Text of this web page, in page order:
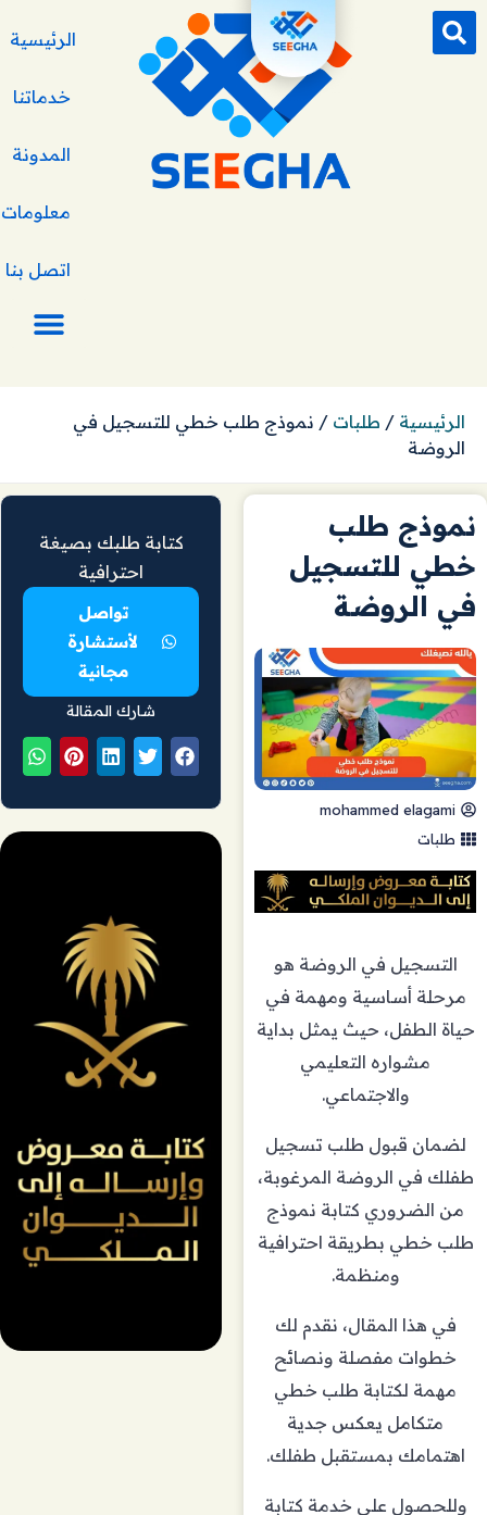
الرئيسية
خدماتنا
المدونة
معلومات
اتصل بنا
الرئيسية / طلبات / نموذج طلب خطي للتسجيل في
الروضة
نموذج طلب
خطي للتسجيل
في الروضة
mohammed elagami
طلبات
التسجيل في الروضة هو
مرحلة أساسية ومهمة في
حياة الطفل، حيث يمثل بداية
مشواره التعليمي
والاجتماعي.
لضمان قبول طلب تسجيل
طفلك في الروضة المرغوبة،
من الضروري كتابة نموذج
طلب خطي بطريقة احترافية
ومنظمة.
في هذا المقال، نقدم لك
خطوات مفصلة ونصائح
مهمة لكتابة طلب خطي
متكامل يعكس جدية
اهتمامك بمستقبل طفلك.
وللحصول على خدمة كتابة
كتابة طلبك بصيغة
احترافية
تواصل
لأستشارة
مجانية
شارك المقالة